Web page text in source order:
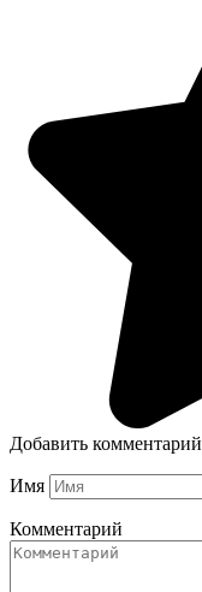
Добавить комментарий
Имя
Комментарий